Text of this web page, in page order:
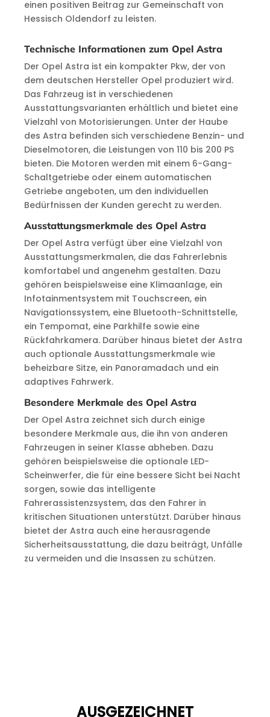
einen positiven Beitrag zur Gemeinschaft von
Hessisch Oldendorf zu leisten.
Technische Informationen zum Opel Astra
Der Opel Astra ist ein kompakter Pkw, der von
dem deutschen Hersteller Opel produziert wird.
Das Fahrzeug ist in verschiedenen
Ausstattungsvarianten erhältlich und bietet eine
Vielzahl von Motorisierungen. Unter der Haube
des Astra befinden sich verschiedene Benzin- und
Dieselmotoren, die Leistungen von 110 bis 200 PS
bieten. Die Motoren werden mit einem 6-Gang-
Schaltgetriebe oder einem automatischen
Getriebe angeboten, um den individuellen
Bedürfnissen der Kunden gerecht zu werden.
Ausstattungsmerkmale des Opel Astra
Der Opel Astra verfügt über eine Vielzahl von
Ausstattungsmerkmalen, die das Fahrerlebnis
komfortabel und angenehm gestalten. Dazu
gehören beispielsweise eine Klimaanlage, ein
Infotainmentsystem mit Touchscreen, ein
Navigationssystem, eine Bluetooth-Schnittstelle,
ein Tempomat, eine Parkhilfe sowie eine
Rückfahrkamera. Darüber hinaus bietet der Astra
auch optionale Ausstattungsmerkmale wie
beheizbare Sitze, ein Panoramadach und ein
adaptives Fahrwerk.
Besondere Merkmale des Opel Astra
Der Opel Astra zeichnet sich durch einige
besondere Merkmale aus, die ihn von anderen
Fahrzeugen in seiner Klasse abheben. Dazu
gehören beispielsweise die optionale LED-
Scheinwerfer, die für eine bessere Sicht bei Nacht
sorgen, sowie das intelligente
Fahrerassistenzsystem, das den Fahrer in
kritischen Situationen unterstützt. Darüber hinaus
bietet der Astra auch eine herausragende
Sicherheitsausstattung, die dazu beiträgt, Unfälle
zu vermeiden und die Insassen zu schützen.
AUSGEZEICHNET